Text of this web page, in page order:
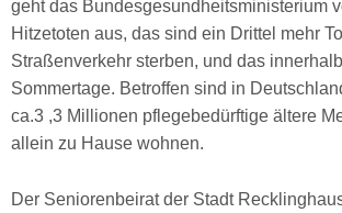
geht das Bundesgesundheitsministerium
Hitzetoten aus, das sind ein Drittel mehr
Straßenverkehr sterben, und das
Sommertage. Betroffen sind in
ca.3 ,3 Millionen pflegebedürftige ältere
allein zu Hause wohnen.
Der Seniorenbeirat der Stadt